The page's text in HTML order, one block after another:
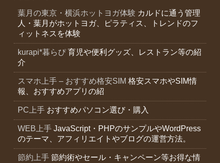
葉月の東京・横浜ホットヨガ体験 カルドに通う管理
人・葉月がホットヨガ、ピラティス、トレンドのフ
ィットネスを体験
kurapi*暮らぴ育児や便利グッズ、レストラン等の紹
介
スマホ上手 – おすすめ格安SIM 格安スマホやSIM情
報、おすすめアプリの紹
PC上手 おすすめパソコン選び・購入
WEB上手 JavaScript・PHPのサンプルやWordPress
のテーマ、アフィリエイトやブログの運営方法。
節約上手 節約術やセール・キャンペーン等お得な情